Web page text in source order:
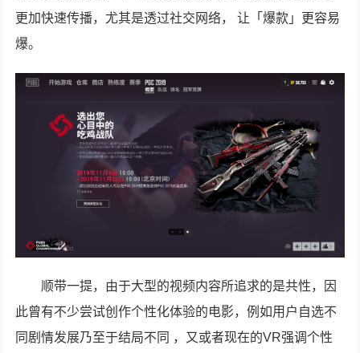
更加快速传播，尤其是透过社交网络， 让「爆款」更容易
爆。
顺带一提，由于大型的视频内容所追求的是共性，因
此曾有不少尝试创作个性化体验的电影，例如用户自选不
同剧情发展乃至于结局不同 ，又或者现在的VR强调个性